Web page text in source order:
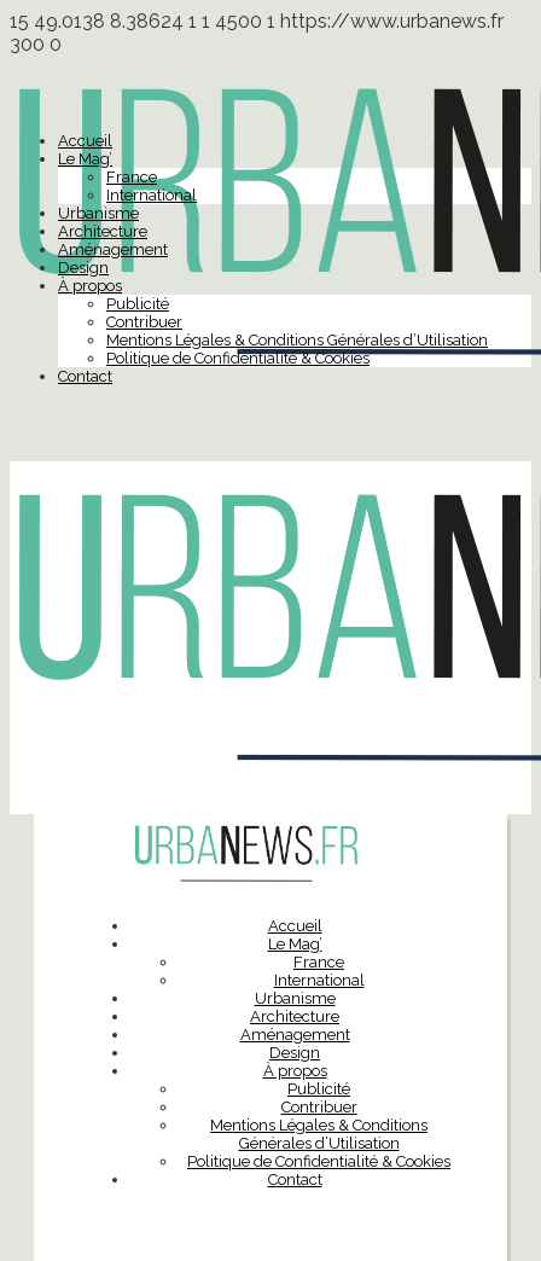
15 49.0138 8.38624 1 1 4500 1 https://www.urbanews.fr
300 0
Accueil
Le Mag’
France
International
Urbanisme
Architecture
Aménagement
Design
À propos
Publicité
Contribuer
Mentions Légales & Conditions Générales d’Utilisation
Politique de Confidentialité & Cookies
Contact
Accueil
Le Mag’
France
International
Urbanisme
Architecture
Aménagement
Design
À propos
Publicité
Contribuer
Mentions Légales & Conditions
Générales d’Utilisation
Politique de Confidentialité & Cookies
Contact